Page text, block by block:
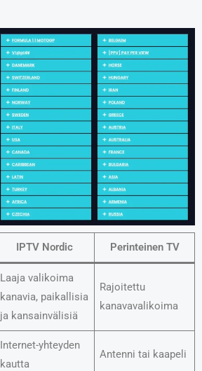
IPTV Nordic Perinteinen TV
Laaja valikoima
kanavia, paikallisia
ja kansainvälisiä
Rajoitettu
kanavavalikoima
Internet-yhteyden
kautta
Antenni tai kaapeli